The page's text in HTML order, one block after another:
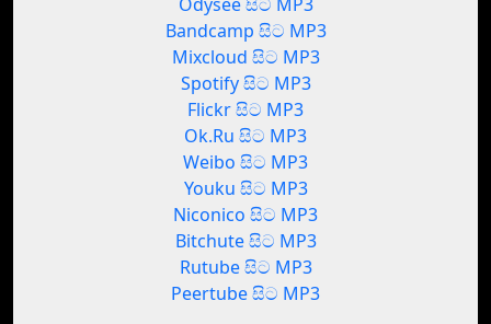
Bandcamp සිට MP3
Mixcloud සිට MP3
Spotify සිට MP3
Flickr සිට MP3
Ok.Ru සිට MP3
Weibo සිට MP3
Youku සිට MP3
Niconico සිට MP3
Bitchute සිට MP3
Rutube සිට MP3
Peertube සිට MP3